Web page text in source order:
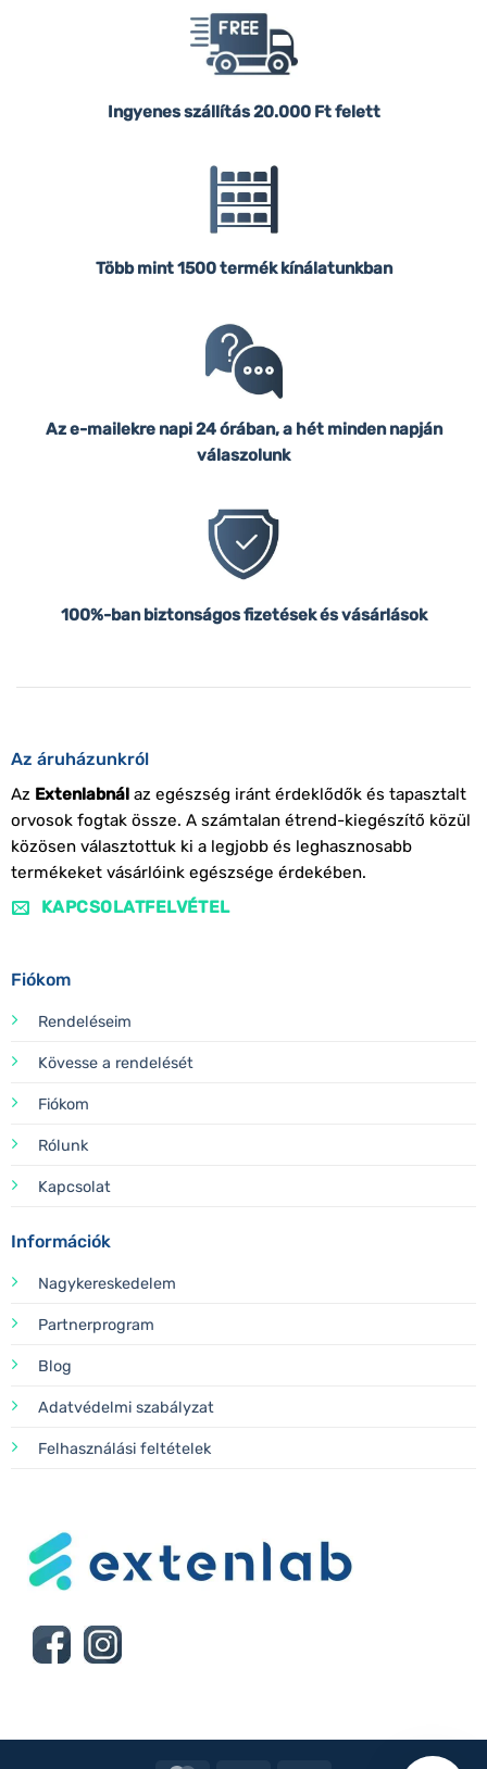
Ingyenes szállítás20.000 Ft felett
Több mint 1500 termék kínálatunkban
Az e-mailekre napi 24 órában, a hét minden napján
válaszolunk
100%-ban biztonságos fizetések és vásárlások
Az áruházunkról
Az Extenlabnálaz egészség iránt érdeklődők és tapasztalt
orvosok fogtak össze. A számtalan étrend-kiegészítő közül
közösen választottuk ki a legjobb és leghasznosabb
termékeket vásárlóink egészsége érdekében.
KAPCSOLATFELVÉTEL
Fiókom
Rendeléseim
Kövesse a rendelését
Fiókom
Rólunk
Kapcsolat
Információk
Nagykereskedelem
Partnerprogram
Blog
Adatvédelmi szabályzat
Felhasználási feltételek